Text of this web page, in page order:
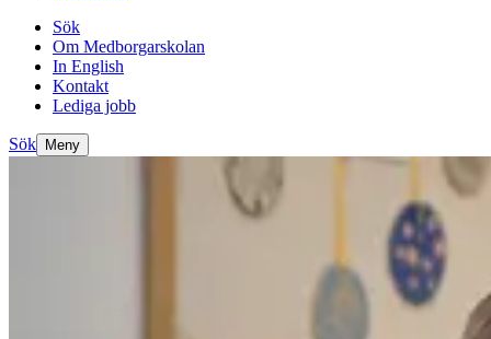
Sök
Om Medborgarskolan
In English
Kontakt
Lediga jobb
Sök Meny